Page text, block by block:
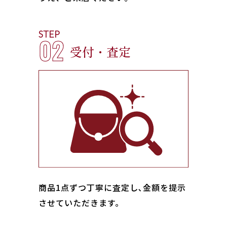
STEP
02 受付・査定
商品1点ずつ丁寧に査定し､金額を提示
させていただきます。